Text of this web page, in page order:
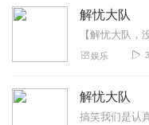
解忧大队
娱乐
解忧大队